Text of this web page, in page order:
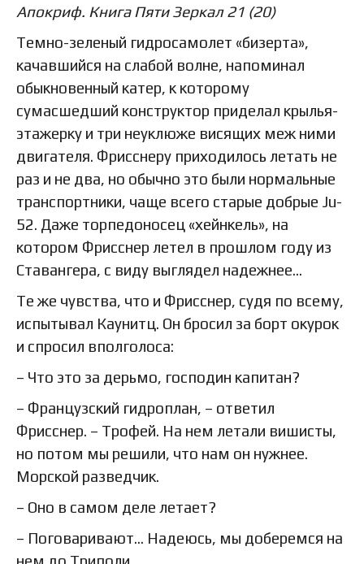
Апокриф. Книга Пяти Зеркал 21 (20)
Темно-зеленый гидросамолет «бизерта»,
качавшийся на слабой волне, напоминал
обыкновенный катер, к которому
сумасшедший конструктор приделал крылья-
этажерку и три неуклюже висящих меж ними
двигателя. Фрисснеру приходилось летать не
раз и не два, но обычно это были нормальные
транспортники, чаще всего старые добрые Ju-
52. Даже торпедоносец «хейнкель», на
котором Фрисснер летел в прошлом году из
Ставангера, с виду выглядел надежнее…
Те же чувства, что и Фрисснер, судя по всему,
испытывал Каунитц. Он бросил за борт окурок
и спросил вполголоса:
– Что это за дерьмо, господин капитан?
– Французский гидроплан, – ответил
Фрисснер. – Трофей. На нем летали вишисты,
но потом мы решили, что нам он нужнее.
Морской разведчик.
– Оно в самом деле летает?
– Поговаривают… Надеюсь, мы доберемся на